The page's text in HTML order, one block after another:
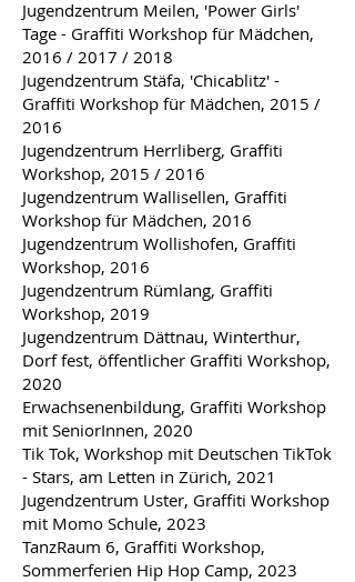
Jugendzentrum Meilen, 'Power Girls'
Tage - Graffiti Workshop für Mädchen,
2016 / 2017 / 2018
Jugendzentrum Stäfa, 'Chicablitz' -
Graffiti Workshop für Mädchen, 2015 /
2016
Jugendzentrum Herrliberg, Graffiti
Workshop, 2015 / 2016
Jugendzentrum Wallisellen, Graffiti
Workshop für Mädchen, 2016
Jugendzentrum Wollishofen, Graffiti
Workshop, 2016
Jugendzentrum Rümlang, Graffiti
Workshop, 2019
Jugendzentrum Dättnau, Winterthur,
Dorf fest, öffentlicher Graffiti Workshop,
2020
Erwachsenenbildung, Graffiti Workshop
mit SeniorInnen, 2020
Tik Tok, Workshop mit Deutschen TikTok
- Stars, am Letten in Zürich, 2021
Jugendzentrum Uster, Graffiti Workshop
mit Momo Schule, 2023
TanzRaum 6, Graffiti Workshop,
Sommerferien Hip Hop Camp, 2023